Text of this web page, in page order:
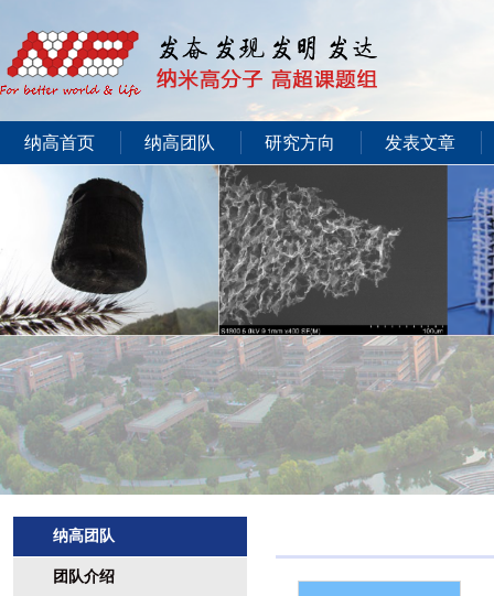
纳高首页 纳高团队 研究方向 发表文章
纳高团队
团队介绍